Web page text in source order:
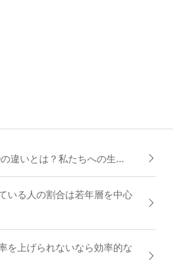
違いとは？私たちへの生...
いる人の割合は若年層を中心
を上げられないなら効率的な